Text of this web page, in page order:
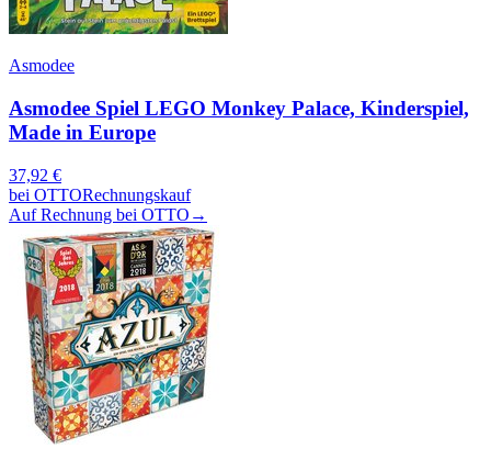
Asmodee
Asmodee Spiel LEGO Monkey Palace, Kinderspiel,
Made in Europe
37,92 €
bei OTTORechnungskauf
Auf Rechnung bei OTTO →